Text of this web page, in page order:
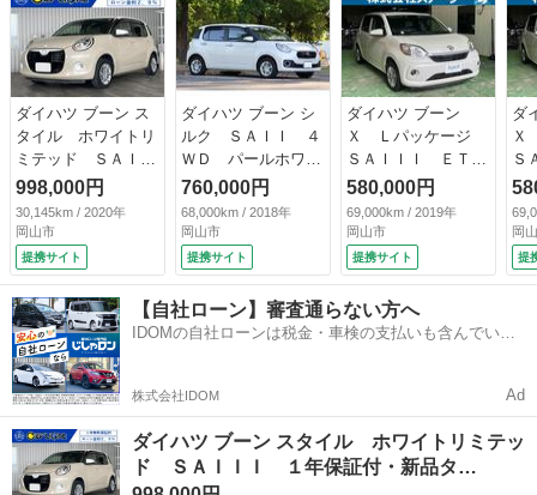
ダイハツ ブーン ス
タイル ホワイトリ
ミテッド ＳＡＩＩ
Ｉ １年保証付・新
品タイヤ・純正ナ
ビ・ＴＶ・ＤＶＤ・
Ｂｌｕｅｔｏｏｔ
ｈ・パノラマモニタ
ー・スマートアシス
ト・アイドリングス
トップ・クリアラン
スソナー・ＬＥＤオ
ートライト・オート
ハイビーム・ドラレ
コ・ＥＴＣ （検
9.6）
998,000円
30,145km / 2020年
岡山市
提携サイト
ダイハツ ブーン シ
ルク ＳＡＩＩ ４
ＷＤ パールホワイ
ト 純正ナビ スマ
ートアシスト２
（検9.7）
760,000円
68,000km / 2018年
岡山市
提携サイト
ダイハツ ブーン
Ｘ Ｌパッケージ
ＳＡＩＩＩ ＥＴ
Ｃ バックカメラ
ナビ ＴＶ クリア
ランスソナー 衝突
被害軽減システム
オートマチックハイ
ビーム オートライ
ト スマートキー
アイドリングストッ
9.4）
580,000円
69,000km / 2019年
岡山市
提携サイト
ダ
Ｓ
Ｃ
ナ
ラ
被
オ
ア
ー
岡
提
【自社ローン】審査通らない方へ
IDOMの自社ローンは税金・車検の支払いも含んでいる
株式会社IDOM Ad
ダイハツ ブーン スタイル ホワイトリミテッ
ド ＳＡＩＩＩ １年保証付・新品タ…